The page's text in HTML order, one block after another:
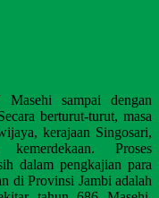
sampai dengan
berturut-turut, masa
kerajaan Singosari,
Proses
dalam pengkajian para
di Provinsi Jambi adalah